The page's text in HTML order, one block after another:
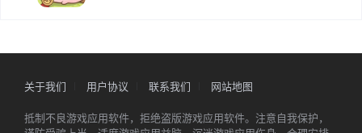
关于我们 用户协议 联系我们 网站地图
抵制不良游戏应用软件，拒绝盗版游戏应用软件。注意自我保护，